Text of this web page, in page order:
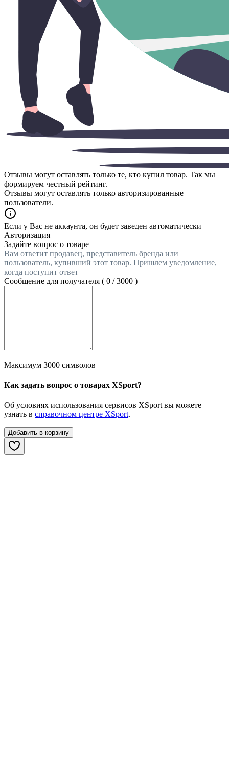
Отзывы могут оставлять только те, кто купил товар. Так мы
формируем честный рейтинг.
Отзывы могут оставлять только авторизированные
пользователи.
Если у Вас не аккаунта, он будет заведен автоматически
Авторизация
Задайте вопрос о товаре
Вам ответит продавец, представитель бренда или
пользователь, купивший этот товар. Пришлем уведомление,
когда поступит ответ
Сообщение для получателя ( 0 /3000 )
Максимум 3000 символов
Как задать вопрос о товарах XSport?
Об условиях использования сервисов XSport вы можете
узнать в справочном центре XSport.
Добавить в корзину